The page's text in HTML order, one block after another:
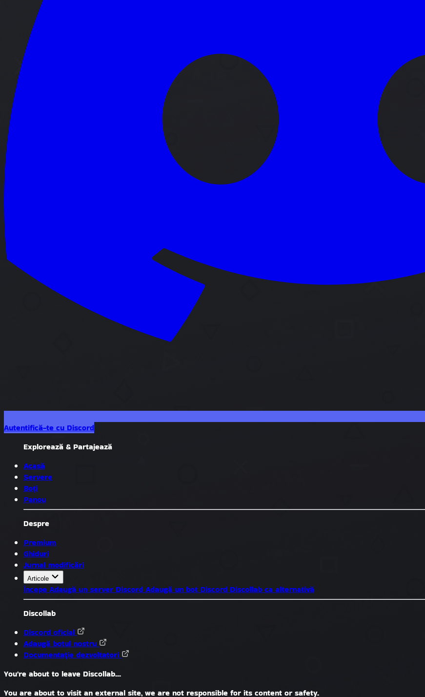
Autentifică-te cu Discord
Explorează & Partajează
Acasă
Servere
Boți
Panou
Despre
Premium
Ghiduri
Jurnal modificări
Articole
Începe Adaugă un server Discord Adaugă un bot Discord Discollab ca alternativă
Discollab
Discord oficial
Adaugă botul nostru
Documentație dezvoltatori
You're about to leave Discollab...
You are about to visit an external site, we are not responsible for its content or safety.